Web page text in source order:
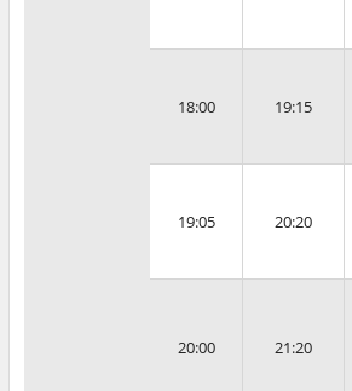
18:00 19:15
19:05 20:20
20:00 21:20